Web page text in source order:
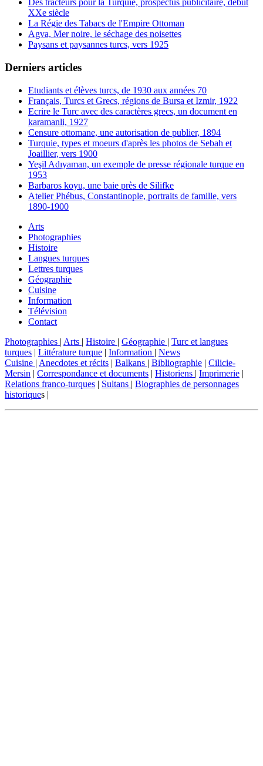
Des tracteurs pour la Turquie, prospectus publicitaire, début
XXe siècle
La Régie des Tabacs de l'Empire Ottoman
Agva, Mer noire, le séchage des noisettes
Paysans et paysannes turcs, vers 1925
Derniers articles
Etudiants et élèves turcs, de 1930 aux années 70
Français, Turcs et Grecs, régions de Bursa et Izmir, 1922
Ecrire le Turc avec des caractères grecs, un document en
karamanli, 1927
Censure ottomane, une autorisation de publier, 1894
Turquie, types et moeurs d'après les photos de Sebah et
Joaillier, vers 1900
Yeşil Adıyaman, un exemple de presse régionale turque en
1953
Barbaros koyu, une baie près de Silifke
Atelier Phébus, Constantinople, portraits de famille, vers
1890-1900
Arts
Photographies
Histoire
Langues turques
Lettres turques
Géographie
Cuisine
Information
Télévision
Contact
Photographies | Arts | Histoire | Géographie | Turc et langues
turques | Littérature turque | Information | News
Cuisine | Anecdotes et récits | Balkans | Bibliographie | Cilicie-
Mersin | Correspondance et documents | Historiens | Imprimerie |
Relations franco-turques | Sultans | Biographies de personnages
historiques |